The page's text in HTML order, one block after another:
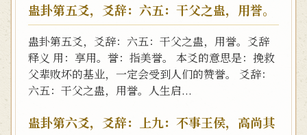
蛊卦第五爻，爻辞：六五：干父之蛊，用誉。
蛊卦第五爻，爻辞：六五：干父之蛊，用誉。爻辞
释义 用：享用。誉：指美誉。 本爻的意思是：挽救
父辈败坏的基业，一定会受到人们的赞誉。 爻辞：
六五：干父之蛊，用誉。人生启...
蛊卦第六爻，爻辞：上九：不事王侯，高尚其